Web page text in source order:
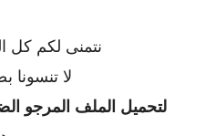
نتمنى لكم كل
لا تنسونا
لتحميل الملف المرجو